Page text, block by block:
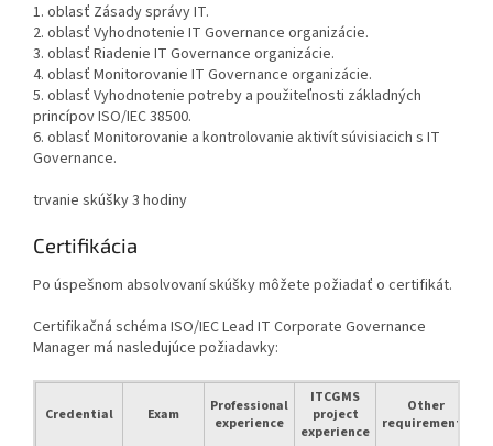
1. oblasť Zásady správy IT.
2. oblasť Vyhodnotenie IT Governance organizácie.
3. oblasť Riadenie IT Governance organizácie.
4. oblasť Monitorovanie IT Governance organizácie.
5. oblasť Vyhodnotenie potreby a použiteľnosti základných
princípov ISO/IEC 38500.
6. oblasť Monitorovanie a kontrolovanie aktivít súvisiacich s IT
Governance.
trvanie skúšky 3 hodiny
Certifikácia
Po úspešnom absolvovaní skúšky môžete požiadať o certifikát.
Certifikačná schéma ISO/IEC Lead IT Corporate Governance
Manager má nasledujúce požiadavky:
Credential Exam
Professional
experience
ITCGMS
project
experience
Other
requirements